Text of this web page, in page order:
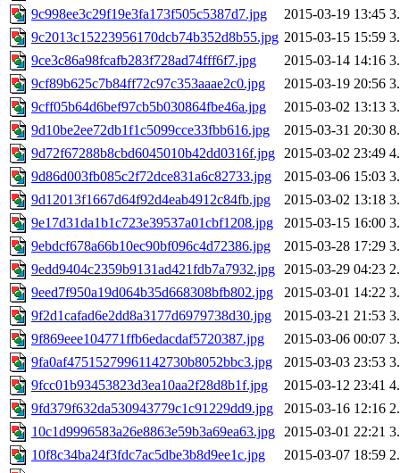
9c998ee3c29f19e3fa173f505c5387d7.jpg
2015-03-19 13:45
9c2013c15223956170dcb74b352d8b55.jpg 2015-03-15 15:59
9ce3c86a98fcafb283f728ad74fff6f7.jpg
2015-03-14 14:16
9cf89b625c7b84ff72c97c353aaae2c0.jpg
2015-03-19 20:56
9cff05b64d6bef97cb5b030864fbe46a.jpg
2015-03-02 13:13
9d10be2ee72db1f1c5099cce33fbb616.jpg
2015-03-31 20:30
9d72f67288b8cbd6045010b42dd0316f.jpg 2015-03-02 23:49
9d86d003fb085c2f72dce831a6c82733.jpg
2015-03-06 15:03
9d12013f1667d64f92d4eab4912c84fb.jpg
2015-03-02 13:18
9e17d31da1b1c723e39537a01cbf1208.jpg
2015-03-15 16:00
9ebdcf678a66b10ec90bf096c4d72386.jpg
2015-03-28 17:29
9edd9404c2359b9131ad421fdb7a7932.jpg 2015-03-29 04:23
9eed7f950a19d064b35d668308bfb802.jpg
2015-03-01 14:22
9f2d1cafad6e2dd8a3177d6979738d30.jpg
2015-03-21 21:53
9f869eee104771ffb6edacdaf5720387.jpg
2015-03-06 00:07
9fa0af47515279961142730b8052bbc3.jpg
2015-03-03 23:53
9fcc01b93453823d3ea10aa2f28d8b1f.jpg
2015-03-12 23:41
9fd379f632da530943779c1c91229dd9.jpg
2015-03-16 12:16
10c1d9996583a26e8863e59b3a69ea63.jpg 2015-03-01 22:21
10f8c34ba24f3fdc7ac5dbe3b8d9ee1c.jpg
2015-03-07 18:59